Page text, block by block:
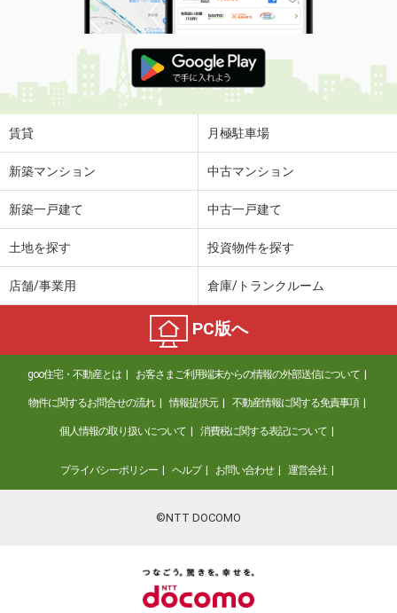
賃貸 月極駐車場
新築マンション 中古マンション
新築一戸建て 中古一戸建て
土地を探す 投資物件を探す
店舗/事業用 倉庫/トランクルーム
PC版へ
goo住宅・不動産とは お客さまご利用端末からの情報の外部送信について
物件に関するお問合せの流れ 情報提供元 不動産情報に関する免責事項
個人情報の取り扱いについて 消費税に関する表記について
プライバシーポリシー ヘルプ お問い合わせ 運営会社
©NTT DOCOMO